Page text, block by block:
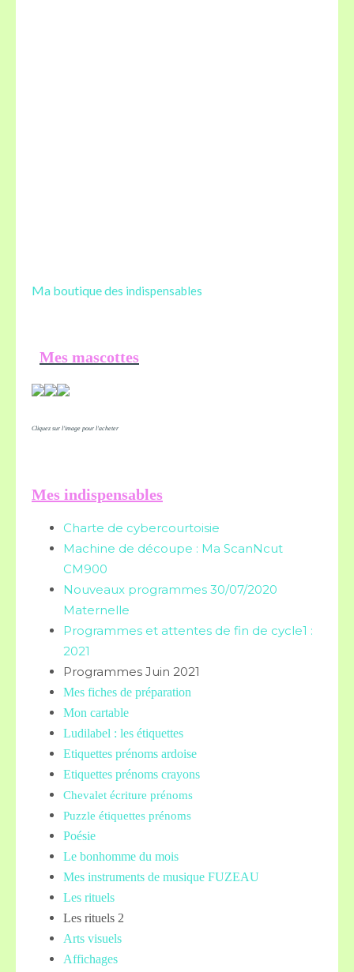
Ma boutique des indispensables
Mes mascottes
Cliquez sur l'image pour l'acheter
Mes indispensables
Charte de cybercourtoisie
Machine de découpe : Ma ScanNcut
CM900
Nouveaux programmes 30/07/2020
Maternelle
Programmes et attentes de fin de cycle1 :
2021
Programmes Juin 2021
Mes fiches de préparation
Mon cartable
Ludilabel : les étiquettes
Etiquettes prénoms ardoise
Etiquettes prénoms crayons
Chevalet écriture prénoms
Puzzle étiquettes prénoms
Poésie
Le bonhomme du mois
Mes instruments de musique FUZEAU
Les rituels
Les rituels 2
Arts visuels
Affichages